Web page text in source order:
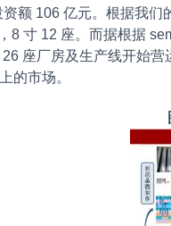
额 106 亿元。根据我
8 寸 12 座。而据根据
座厂房及生产线开始
的市场。